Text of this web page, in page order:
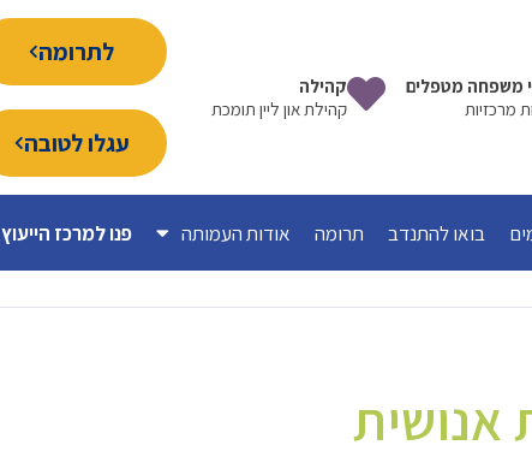
משפחה מטפלים
מרכזיות
קהילה
קהילת און ליין תומכת
לתרומה
עגלו לטובה
בואו להתנדב תרומה אודות העמותה פנו למרכז הייעוץ
אנושית